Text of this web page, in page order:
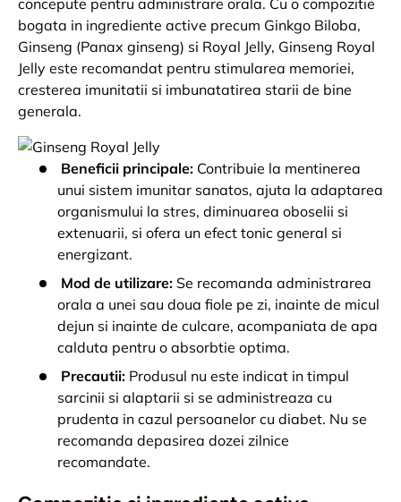
bogata in ingrediente active precum Ginkgo Biloba,
Ginseng (Panax ginseng) si Royal Jelly, Ginseng Royal
Jelly este recomandat pentru stimularea memoriei,
cresterea imunitatii si imbunatatirea starii de bine
generala.
Beneficii principale: Contribuie la mentinerea
unui sistem imunitar sanatos, ajuta la adaptarea
organismului la stres, diminuarea oboselii si
extenuarii, si ofera un efect tonic general si
energizant.
Mod de utilizare: Se recomanda administrarea
orala a unei sau doua fiole pe zi, inainte de micul
dejun si inainte de culcare, acompaniata de apa
calduta pentru o absorbtie optima.
Precautii: Produsul nu este indicat in timpul
sarcinii si alaptarii si se administreaza cu
prudenta in cazul persoanelor cu diabet. Nu se
recomanda depasirea dozei zilnice
recomandate.